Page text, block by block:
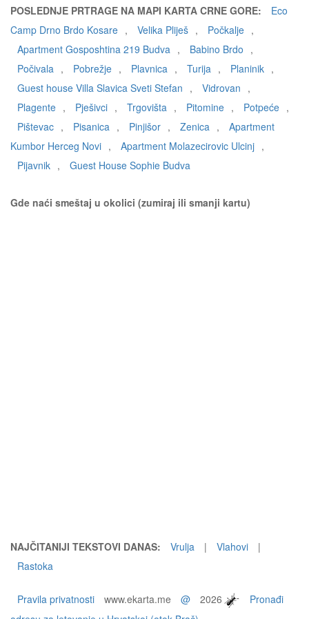
POSLEDNJE PRTRAGE NA MAPI KARTA CRNE GORE:
Eco
Camp Drno Brdo Kosare , Velika Pliješ , Počkalje ,
Apartment Gosposhtina 219 Budva , Babino Brdo ,
Počivala , Pobrežje , Plavnica , Turija , Planinik ,
Guest house Villa Slavica Sveti Stefan , Vidrovan ,
Plagente , Pješivci , Trgovišta , Pitomine , Potpeće ,
Pištevac , Pisanica , Pinjišor , Zenica ,
Apartment
Kumbor Herceg Novi , Apartment Molazecirovic Ulcinj ,
Pijavnik , Guest House Sophie Budva
Gde naći smeštaj u okolici (zumiraj ili smanji kartu)
NAJČITANIJI TEKSTOVI DANAS: Vrulja | Vlahovi
|
Rastoka
Pravila privatnosti www.ekarta.me @ 2026
Pronađi